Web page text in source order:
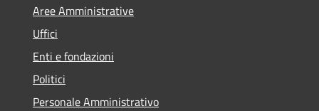
Aree Amministrative
Uffici
Enti e fondazioni
Politici
Personale Amministrativo